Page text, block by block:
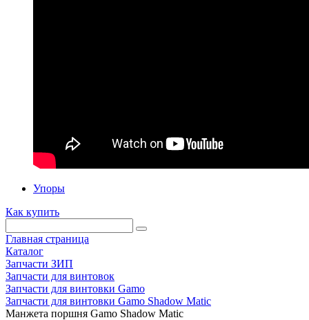
Упоры
Как купить
Главная страница
Каталог
Запчасти ЗИП
Запчасти для винтовок
Запчасти для винтовки Gamo
Запчасти для винтовки Gamo Shadow Matic
Манжета поршня Gamo Shadow Matic